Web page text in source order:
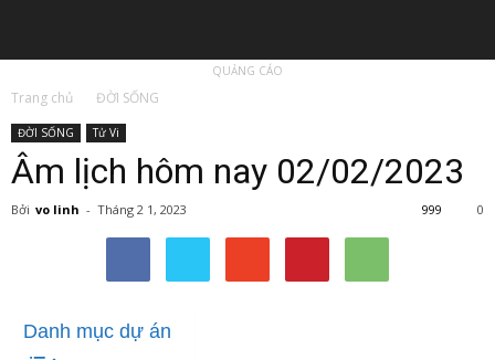
QUẢNG CÁO
Trang chủ ĐỜI SỐNG
ĐỜI SỐNG Tử Vi
Âm lịch hôm nay 02/02/2023
Bởi vo linh - Tháng 2 1, 2023 0
999